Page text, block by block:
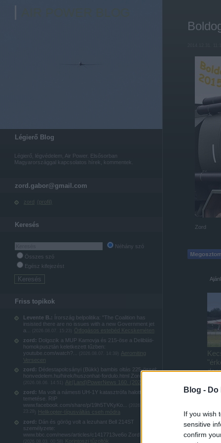
Blog -
If you wish
sensitive
confirm
Légierő Blog
Légierő, légvédelem, Air Power. Elsősorban
Magyarországgal kapcsolatos hírek, kommentek.
zord.gabor@gmail.com
zord ( profil )
Keresés
Néhány szó
Összes szó
Egész kifejezést
Friss topikok
Levente B.: Írország belpolitika: "The Coalition has
insisted there are no issues with a new Government jet
a...
Ötfogásos estebéd Kecskeméten
zord: Dolgozik a MUP Kamovja és 215-öse a Delibláti-
homokpusztán keletkezett tűzben:
youtube.com/watch?...
Aeromiting
Versecen
zord: Dédestapolcsányi (Bükk) bambis oltás 225-össel:
honvedelem.hu/hirek/huszonhat-fordulo.html Zord
Air(Land)PowerNews 160. (2026 júl.)
zord: Ma volt a námesti UH-1Y katasztrófa halottjának
temetése. RIP
www.facebook.com/share/p/19h5TVKyKo...
Helikopter-típusváltás cseh módra
zord: Dán és görög volt a lezuhant Bell 214ST
személyzete:
www.bbc.com/news/articles/c1417713ve6o Zord
Korintoszi tűzoltók
Zord